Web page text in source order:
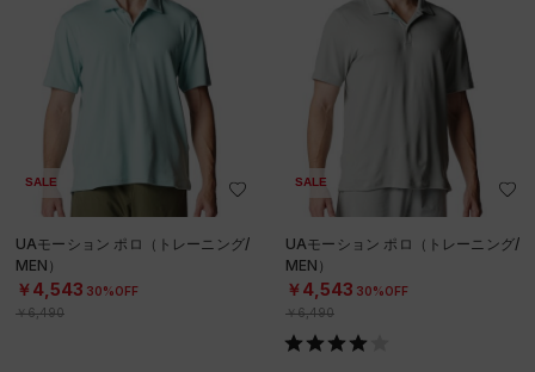
SALE
UAモーション ポロ（トレーニング/
MEN）
￥4,543 30%OFF
￥6,490
SALE
UAモーション ポロ（トレーニング/
MEN）
￥4,543 30%OFF
￥6,490